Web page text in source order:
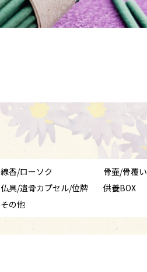
線香/ローソク
骨壷/骨覆い
仏具/遺骨カプセル/位牌
供養BOX
その他